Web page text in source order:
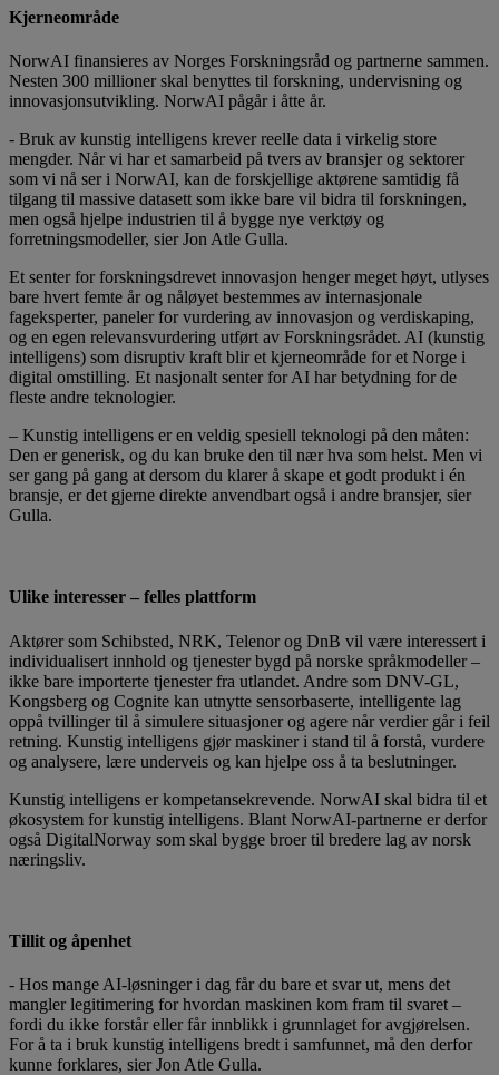
Kjerneområde
NorwAI finansieres av Norges Forskningsråd og partnerne sammen.
Nesten 300 millioner skal benyttes til forskning, undervisning og
innovasjonsutvikling. NorwAI pågår i åtte år.
- Bruk av kunstig intelligens krever reelle data i virkelig store
mengder. Når vi har et samarbeid på tvers av bransjer og sektorer
som vi nå ser i NorwAI, kan de forskjellige aktørene samtidig få
tilgang til massive datasett som ikke bare vil bidra til forskningen,
men også hjelpe industrien til å bygge nye verktøy og
forretningsmodeller, sier Jon Atle Gulla.
Et senter for forskningsdrevet innovasjon henger meget høyt, utlyses
bare hvert femte år og nåløyet bestemmes av internasjonale
fageksperter, paneler for vurdering av innovasjon og verdiskaping,
og en egen relevansvurdering utført av Forskningsrådet. AI (kunstig
intelligens) som disruptiv kraft blir et kjerneområde for et Norge i
digital omstilling. Et nasjonalt senter for AI har betydning for de
fleste andre teknologier.
– Kunstig intelligens er en veldig spesiell teknologi på den måten:
Den er generisk, og du kan bruke den til nær hva som helst. Men vi
ser gang på gang at dersom du klarer å skape et godt produkt i én
bransje, er det gjerne direkte anvendbart også i andre bransjer, sier
Gulla.
Ulike interesser – felles plattform
Aktører som Schibsted, NRK, Telenor og DnB vil være interessert i
individualisert innhold og tjenester bygd på norske språkmodeller –
ikke bare importerte tjenester fra utlandet. Andre som DNV-GL,
Kongsberg og Cognite kan utnytte sensorbaserte, intelligente lag
oppå tvillinger til å simulere situasjoner og agere når verdier går i feil
retning. Kunstig intelligens gjør maskiner i stand til å forstå, vurdere
og analysere, lære underveis og kan hjelpe oss å ta beslutninger.
Kunstig intelligens er kompetansekrevende. NorwAI skal bidra til et
økosystem for kunstig intelligens. Blant NorwAI-partnerne er derfor
også DigitalNorway som skal bygge broer til bredere lag av norsk
næringsliv.
Tillit og åpenhet
- Hos mange AI-løsninger i dag får du bare et svar ut, mens det
mangler legitimering for hvordan maskinen kom fram til svaret –
fordi du ikke forstår eller får innblikk i grunnlaget for avgjørelsen.
For å ta i bruk kunstig intelligens bredt i samfunnet, må den derfor
kunne forklares, sier Jon Atle Gulla.